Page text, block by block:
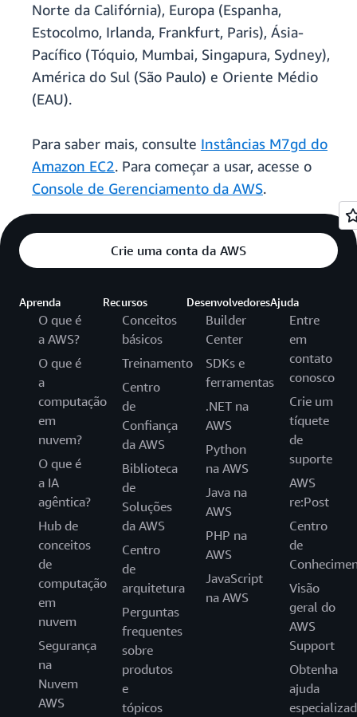
Norte da Califórnia), Europa (Espanha,
Estocolmo, Irlanda, Frankfurt, Paris), Ásia-
Pacífico (Tóquio, Mumbai, Singapura, Sydney),
América do Sul (São Paulo) e Oriente Médio
(EAU).
Para saber mais, consulte Instâncias M7gd do
Amazon EC2. Para começar a usar, acesse o
Console de Gerenciamento da AWS.
Crie uma conta da AWS
Aprenda
O que é
a AWS?
O que é
a
computação
em
nuvem?
O que é
a IA
agêntica?
Hub de
conceitos
de
computação
em
nuvem
Segurança
na
Nuvem
AWS
Recursos
Conceitos
básicos
Treinamento
Centro
de
Confiança
da AWS
Biblioteca
de
Soluções
da AWS
Centro
de
arquitetura
Perguntas
frequentes
sobre
produtos
e
tópicos
Desenvolvedores
Builder
Center
SDKs e
ferramentas
.NET na
AWS
Python
na AWS
Java na
AWS
PHP na
AWS
JavaScript
na AWS
Ajuda
Entre
em
contato
conosco
Crie um
tíquete
de
suporte
AWS
re:Post
Centro
de
Visão
geral do
AWS
Support
Obtenha
ajuda